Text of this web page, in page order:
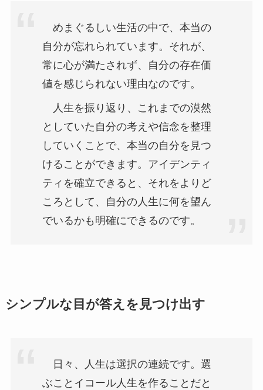
めまぐるしい生活の中で、本当の
自分が忘れられています。それが、
常に心が満たされず、自分の存在価
値を感じられない理由なのです。
人生を振り返り、これまでの漠然
としていた自分の考えや信念を整理
していくことで、本当の自分を見つ
けることができます。アイデンティ
ティを確立できると、それをよりど
ころとして、自分の人生に何を望ん
でいるかも明確にできるのです。
シンプルな目が答えを見つけ出す
日々、人生は選択の連続です。選
ぶことイコール人生を作ることだと